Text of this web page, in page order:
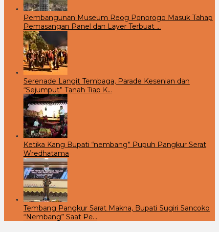
Pembangunan Museum Reog Ponorogo Masuk Tahap
Pemasangan Panel dan Layer Terbuat …
Serenade Langit Tembaga, Parade Kesenian dan
“Sejumput” Tanah Tiap K…
Ketika Kang Bupati “nembang” Pupuh Pangkur Serat
Wredhatama
Tembang Pangkur Sarat Makna, Bupati Sugiri Sancoko
“Nembang” Saat Pe…